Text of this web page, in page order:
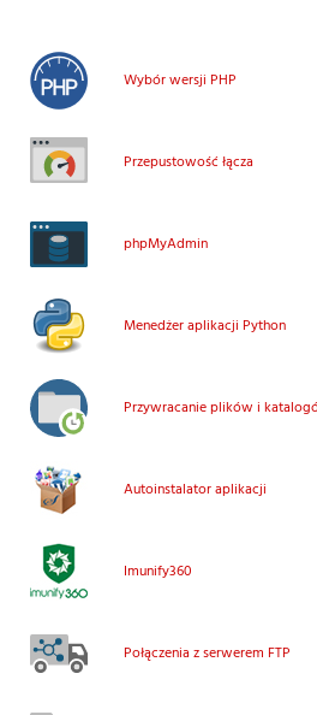
Wybór wersji PHP
Przepustowość łącza
phpMyAdmin
Menedżer aplikacji Python
Przywracanie plików i
Autoinstalator aplikacji
Imunify360
Połączenia z serwerem FTP